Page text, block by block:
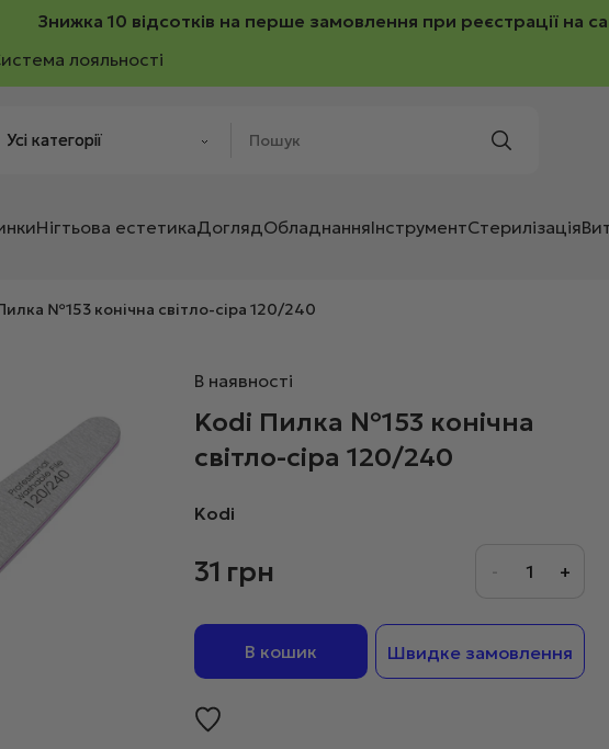
Знижка 10 відсотків на перше замовлення при реєстрації на
лояльності
Нігтьова естетикаДоглядОбладнанняІнструментСтерилізація
№153 конічна світло-сіра 120/240
В наявності
Kodi Пилка №153 конічна
світло-сіра 120/240
Kodi
31 грн
В кошик Швидке замовлення